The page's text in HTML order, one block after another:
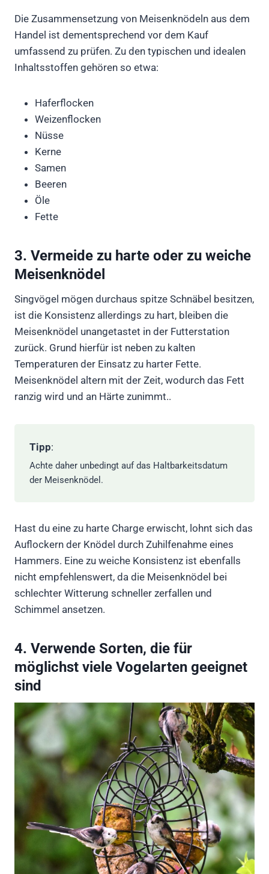
Die Zusammensetzung von Meisenknödeln aus dem
Handel ist dementsprechend vor dem Kauf
umfassend zu prüfen. Zu den typischen und idealen
Inhaltsstoffen gehören so etwa:
Haferflocken
Weizenflocken
Nüsse
Kerne
Samen
Beeren
Öle
Fette
3. Vermeide zu harte oder zu weiche
Meisenknödel
Singvögel mögen durchaus spitze Schnäbel besitzen,
ist die Konsistenz allerdings zu hart, bleiben die
Meisenknödel unangetastet in der Futterstation
zurück. Grund hierfür ist neben zu kalten
Temperaturen der Einsatz zu harter Fette.
Meisenknödel altern mit der Zeit, wodurch das Fett
ranzig wird und an Härte zunimmt..
Tipp:
Achte daher unbedingt auf das Haltbarkeitsdatum
der Meisenknödel.
Hast du eine zu harte Charge erwischt, lohnt sich das
Auflockern der Knödel durch Zuhilfenahme eines
Hammers. Eine zu weiche Konsistenz ist ebenfalls
nicht empfehlenswert, da die Meisenknödel bei
schlechter Witterung schneller zerfallen und
Schimmel ansetzen.
4. Verwende Sorten, die für
möglichst viele Vogelarten geeignet
sind